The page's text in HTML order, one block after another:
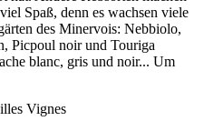
Spaß, denn es wachsen viele
des Minervois: Nebbiolo,
Picpoul noir und Touriga
blanc, gris und noir... Um